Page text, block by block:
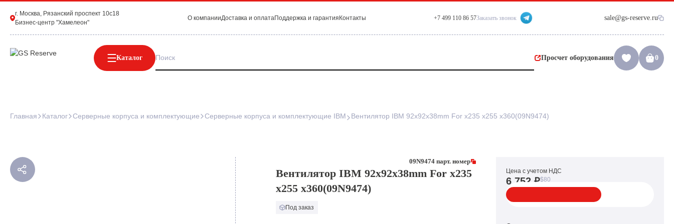
г. Москва, Рязанский проспект 10с18
Бизнес-центр "Хамелеон"
О компанииДоставка и оплатаПоддержка и гарантия Контакты +7 499 110 86 57Заказать звонок sale@gs-reserve.ru
Каталог Просчет оборудования 0
Главная Каталог Серверные корпуса и комплектующие Серверные корпуса и комплектующие IBM Вентилятор IBM 92x92x38mm For x235 x255 x360(09N9474)
09N9474 парт. номер
Вентилятор IBM 92x92x38mm For x235
x255 x360(09N9474)
Под заказ
Цена с учетом НДС
6 752 ₽$80